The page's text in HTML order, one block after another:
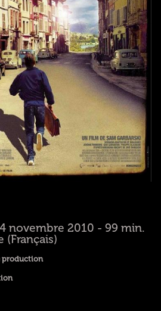
novembre 2010 - 99 min.
(Français)
production